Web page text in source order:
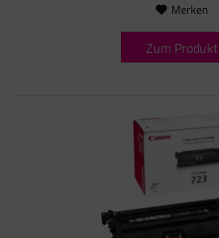
Merken
Zum Produkt